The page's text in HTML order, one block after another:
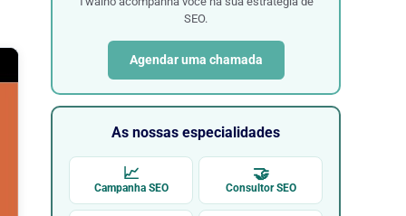
SEO.
Agendar uma chamada
As nossas especialidades
📈
Campanha SEO
🤝
Consultor SEO